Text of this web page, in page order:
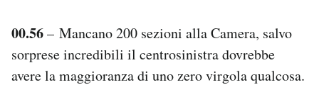
CALENDARIO
00.56– Mancano 200 sezioni alla Camera, salvo
sorprese incredibili il centrosinistra dovrebbe
avere la maggioranza di uno zero virgola qualcosa.